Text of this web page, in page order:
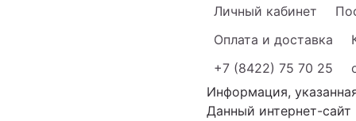
Личный кабинет
Оплата и доставка
+7 (8422) 75 70 25
Информация,
Данный интернет-